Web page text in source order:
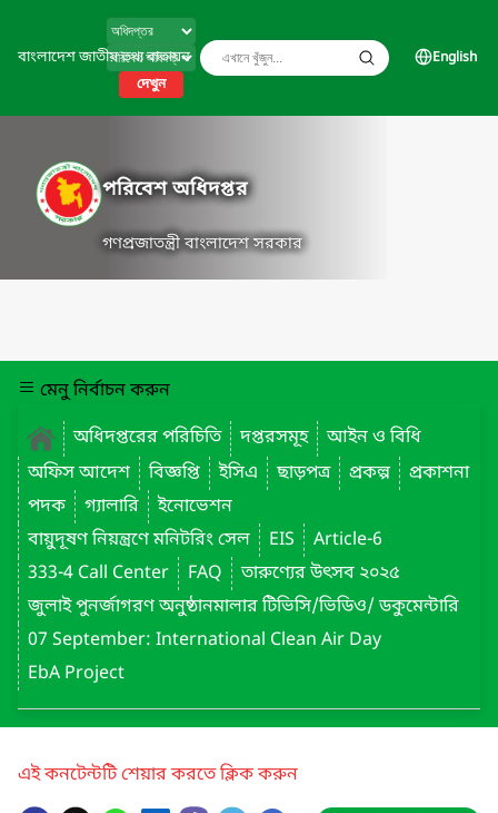
বাংলাদেশ জাতীয় তথ্য বাতায়ন
দেখুন
English
পরিবেশ অধিদপ্তর
গণপ্রজাতন্ত্রী বাংলাদেশ সরকার
মেনু নির্বাচন করুন
অধিদপ্তরের পরিচিতি
দপ্তরসমূহ
আইন ও বিধি
অফিস আদেশ
বিজ্ঞপ্তি ইসিএ ছাড়পত্র প্রকল্প
প্রকাশনা
পদক
গ্যালারি
ইনোভেশন
বায়ুদূষণ নিয়ন্ত্রণে মনিটরিং সেল
EIS
Article-6
333-4 Call Center
FAQ
তারুণ্যের উৎসব ২০২৫
জুলাই পুনর্জাগরণ অনুষ্ঠানমালার টিভিসি/ভিডিও/ ডকুমেন্টারি
07 September: International Clean Air Day
EbA Project
এই কনটেন্টটি শেয়ার করতে ক্লিক করুন